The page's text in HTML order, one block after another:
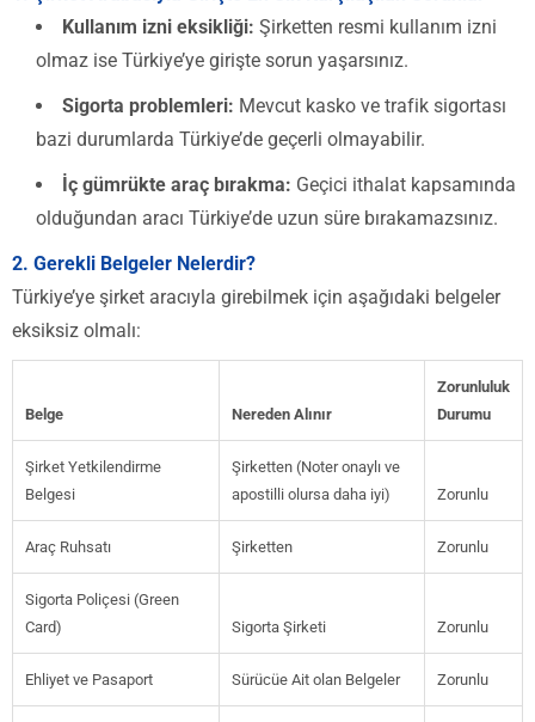
Kullanım izni eksikliği: Şirketten resmi kullanım izni
olmaz ise Türkiye’ye girişte sorun yaşarsınız.
Sigorta problemleri: Mevcut kasko ve trafik sigortası
bazi durumlarda Türkiye’de geçerli olmayabilir.
İç gümrükte araç bırakma: Geçici ithalat kapsamında
olduğundan aracı Türkiye’de uzun süre bırakamazsınız.
2. Gerekli Belgeler Nelerdir?
Türkiye’ye şirket aracıyla girebilmek için aşağıdaki belgeler
eksiksiz olmalı:
Belge Nereden Alınır
Zorunluluk
Durumu
Şirket Yetkilendirme
Belgesi
Şirketten (Noter onaylı ve
apostilli olursa daha iyi)
Zorunlu
Araç Ruhsatı Şirketten Zorunlu
Sigorta Poliçesi (Green
Card)
Sigorta Şirketi Zorunlu
Ehliyet ve Pasaport Sürücüe Ait olan Belgeler Zorunlu